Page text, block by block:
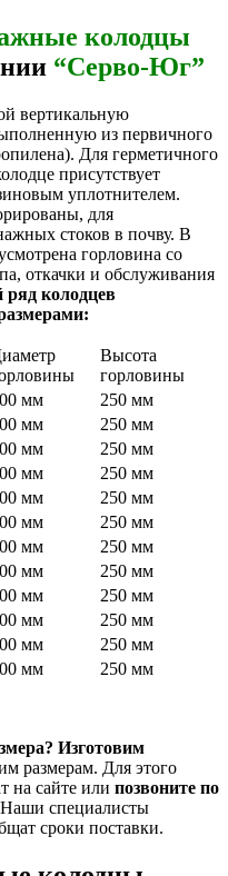
колодцы
“Серво-Юг”
вертикальную
из первичного
Для герметичного
присутствует
уплотнителем.
для
стоков в почву. В
горловина со
откачки и обслуживания
колодцев
Высота
горловины
мм
250 мм
мм
250 мм
мм
250 мм
мм
250 мм
мм
250 мм
мм
250 мм
мм
250 мм
мм
250 мм
мм
250 мм
мм
250 мм
мм
250 мм
мм 250 мм
Изготовим
размерам. Для этого
на сайте или позвоните по
специалисты
сроки поставки.